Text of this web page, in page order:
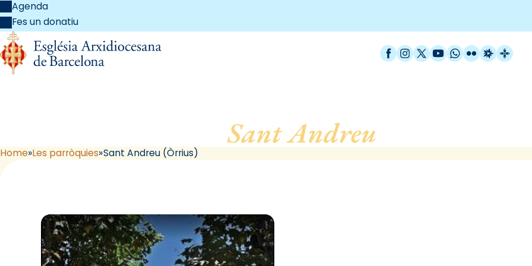
Agenda
Fes un donatiu
Facebook
Instagram
X / Twitter
YouTube
WhatsApp
FlickrRadio
Sant Andreu
Home Les parròquies Sant Andreu (Òrrius)